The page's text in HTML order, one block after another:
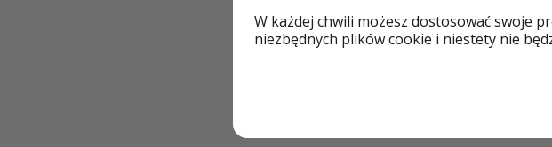
wypożyczenie samochodu na cały
W każdej chwili możesz dostosować swoje
niezbędnych plików cookie i niestety nie